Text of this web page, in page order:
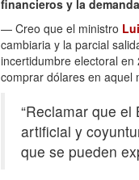
financieros y la
— Creo que el ministro
cambiaria y la parcial
incertidumbre electoral
comprar dólares en aquel
“Reclamar que
artificial y
que se pueden